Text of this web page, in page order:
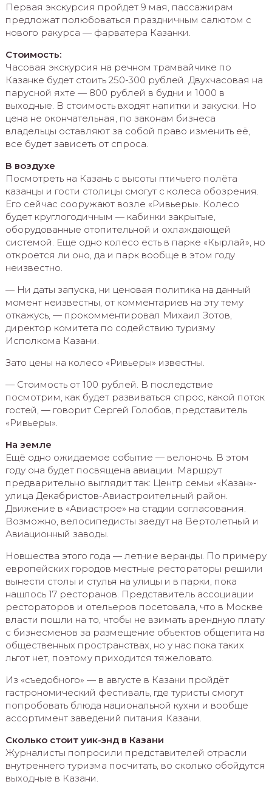
Первая экскурсия пройдет 9 мая, пассажирам
предложат полюбоваться праздничным салютом с
нового ракурса — фарватера Казанки.
Стоимость:
Часовая экскурсия на речном трамвайчике по
Казанке будет стоить 250-300 рублей. Двухчасовая на
парусной яхте — 800 рублей в будни и 1000 в
выходные. В стоимость входят напитки и закуски. Но
цена не окончательная, по законам бизнеса
владельцы оставляют за собой право изменить её,
все будет зависеть от спроса.
В воздухе
Посмотреть на Казань с высоты птичьего полёта
казанцы и гости столицы смогут с колеса обозрения.
Его сейчас сооружают возле «Ривьеры». Колесо
будет круглогодичным — кабинки закрытые,
оборудованные отопительной и охлаждающей
системой. Еще одно колесо есть в парке «Кырлай», но
откроется ли оно, да и парк вообще в этом году
неизвестно.
— Ни даты запуска, ни ценовая политика на данный
момент неизвестны, от комментариев на эту тему
откажусь, — прокомментировал Михаил Зотов,
директор комитета по содействию туризму
Исполкома Казани.
Зато цены на колесо «Ривьеры» известны.
— Стоимость от 100 рублей. В последствие
посмотрим, как будет развиваться спрос, какой поток
гостей, — говорит Сергей Голобов, представитель
«Ривьеры».
На земле
Ещё одно ожидаемое событие — велоночь. В этом
году она будет посвящена авиации. Маршрут
предварительно выглядит так: Центр семьи «Казан»-
улица Декабристов-Авиастроительный район.
Движение в «Авиастрое» на стадии согласования.
Возможно, велосипедисты заедут на Вертолетный и
Авиационный заводы.
Новшества этого года — летние веранды. По примеру
европейских городов местные рестораторы решили
вынести столы и стулья на улицы и в парки, пока
нашлось 17 ресторанов. Представитель ассоциации
рестораторов и отельеров посетовала, что в Москве
власти пошли на то, чтобы не взимать арендную плату
с бизнесменов за размещение объектов общепита на
общественных пространствах, но у нас пока таких
льгот нет, поэтому приходится тяжеловато.
Из «съедобного» — в августе в Казани пройдёт
гастрономический фестиваль, где туристы смогут
попробовать блюда национальной кухни и вообще
ассортимент заведений питания Казани.
Сколько стоит уик-энд в Казани
Журналисты попросили представителей отрасли
внутреннего туризма посчитать, во сколько обойдутся
выходные в Казани.